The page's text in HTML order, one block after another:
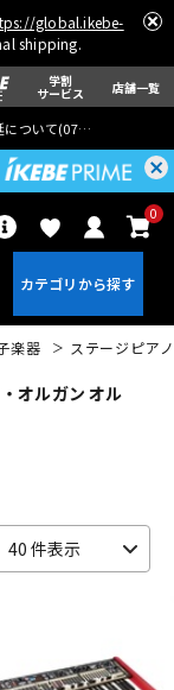
global.ikebe-
shipping.
学割
サービス 店舗一覧
について(07月29日
0
クレレ
楽器 ステージピア
オルガン オル
40 件表示